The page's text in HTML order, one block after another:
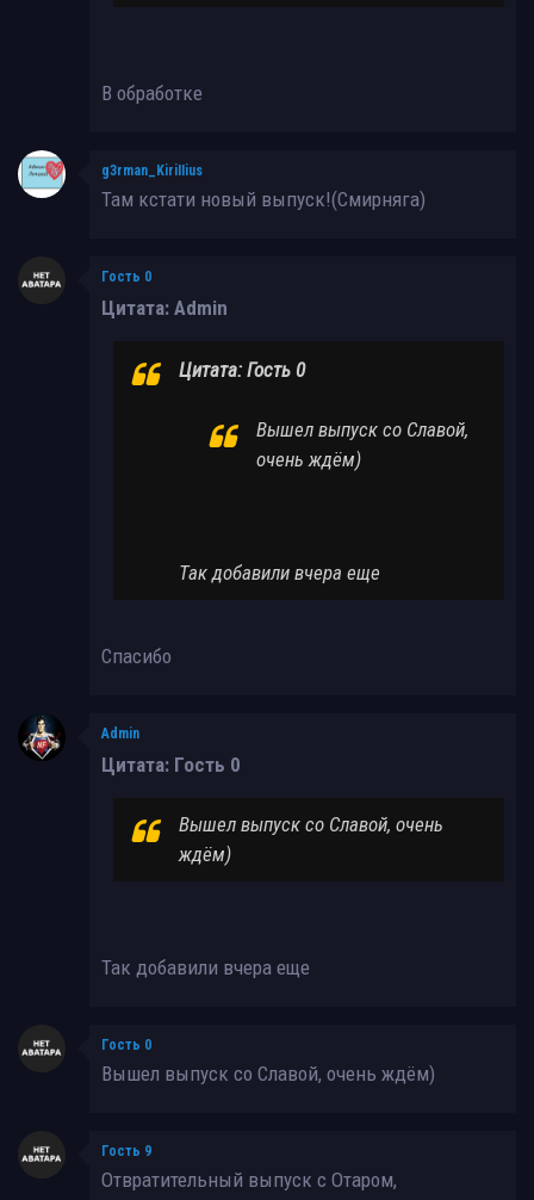
В обработке
g3rman_KiriIIius
Там кстати новый выпуск!(Смирняга)
Гость 0
Цитата: Admin
Цитата: Гость 0
Вышел выпуск со Славой,
очень ждём)
Так добавили вчера еще
Спасибо
Admin
Цитата: Гость 0
Вышел выпуск со Славой, очень
ждём)
Так добавили вчера еще
Гость 0
Вышел выпуск со Славой, очень ждём)
Гость 9
Отвратительный выпуск с Отаром,